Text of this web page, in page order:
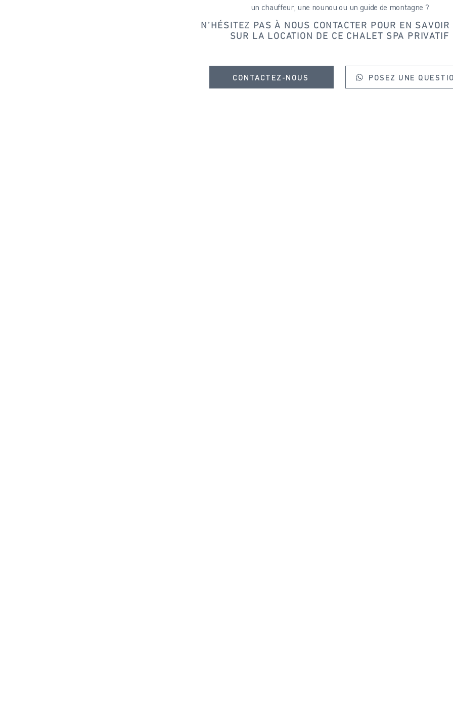
un chauffeur, une nounou ou un guide de montagne ?
N’HÉSITEZ PAS À NOUS CONTACTER POUR EN
SUR LA LOCATION DE CE CHALET SPA PRIVATIF
CONTACTEZ-NOUS POSEZ UNE